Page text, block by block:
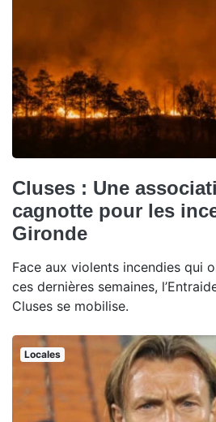
Cluses : Une
cagnotte pour les
Gironde
Face aux violents incendies qui
ces dernières semaines,
Cluses se mobilise.
Locales